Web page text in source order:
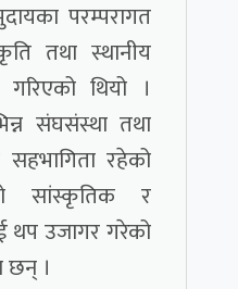
परम्परागत
तथा स्थानीय
गरिएको थियो ।
संघसंस्था तथा
रहेको
सांस्कृतिक र
थप उजागर गरेको
।